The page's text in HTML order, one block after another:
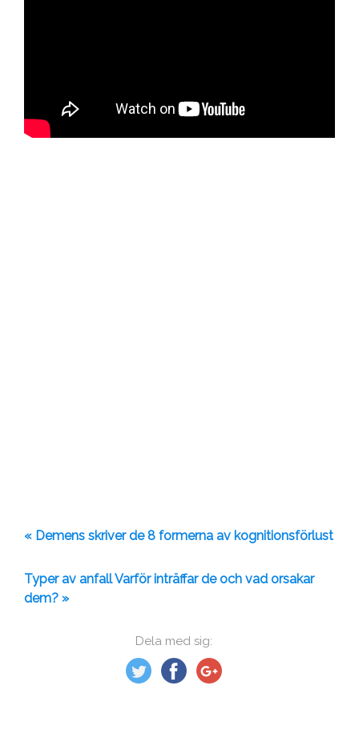
Dela med sig:
« Demens skriver de 8 formerna av kognitionsförlust
Typer av anfall Varför inträffar de och vad orsakar
dem? »